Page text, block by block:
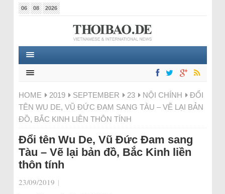
06 08 2026
HOME 2019 SEPTEMBER 23 NỘI CHÍNH
ĐỔI
TÊN WU DE, VŨ ĐỨC ĐAM SANG TÀU – VẼ LẠI BẢN
ĐỒ, BẮC KINH LIỀN THÔN TÍNH
Đổi tên Wu De, Vũ Đức Đam sang
Tàu – Vẽ lại bản đồ, Bắc Kinh liền
thôn tính
23/09/2019 |